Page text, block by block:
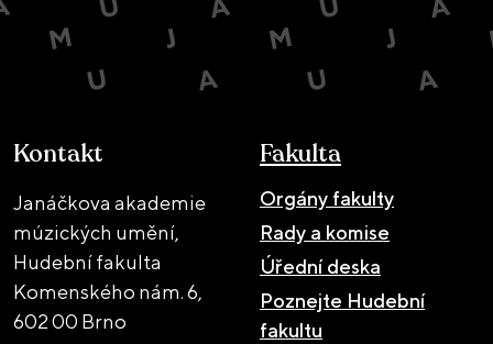
Kontakt
Janáčkova akademie
múzických umění,
Hudební fakulta
Komenského nám. 6,
602 00 Brno
Fakulta
Orgány fakulty
Rady a komise
Úřední deska
Poznejte Hudební
fakultu